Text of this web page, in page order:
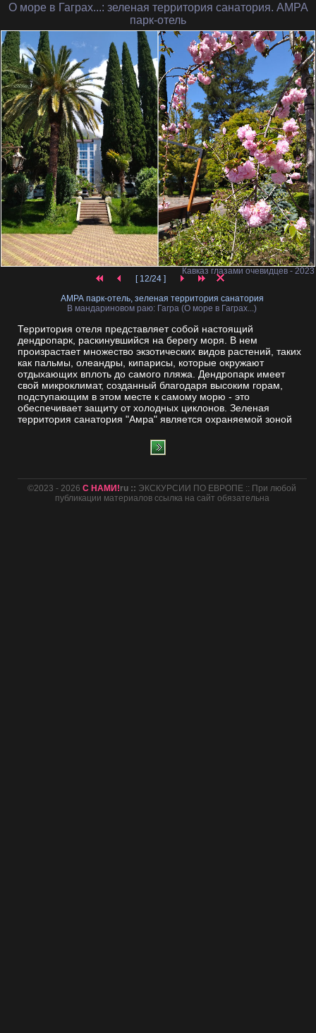
О море в Гаграх...: зеленая территория санатория. АМРА
парк-отель
Кавказ глазами очевидцев - 2023
[ 12/24 ]
АМРА парк-отель, зеленая территория санатория
В мандариновом раю: Гагра (О море в Гаграх...)
Территория отеля представляет собой настоящий
дендропарк, раскинувшийся на берегу моря. В нем
произрастает множество экзотических видов растений, таких
как пальмы, олеандры, кипарисы, которые окружают
отдыхающих вплоть до самого пляжа. Дендропарк имеет
свой микроклимат, созданный благодаря высоким горам,
подступающим в этом месте к самому морю - это
обеспечивает защиту от холодных циклонов. Зеленая
территория санатория "Амра" является охраняемой зоной
©2023 - 2026С НАМИ!ru :: ЭКСКУРСИИ ПО ЕВРОПЕ :: При любой
публикации материалов ссылка на сайт обязательна